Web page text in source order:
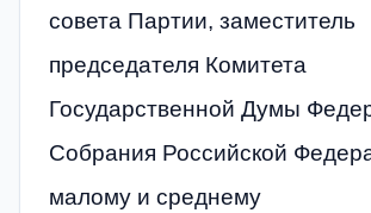
совета Партии, заместитель
председателя Комитета
Государственной Думы
Собрания Российской
малому и среднему